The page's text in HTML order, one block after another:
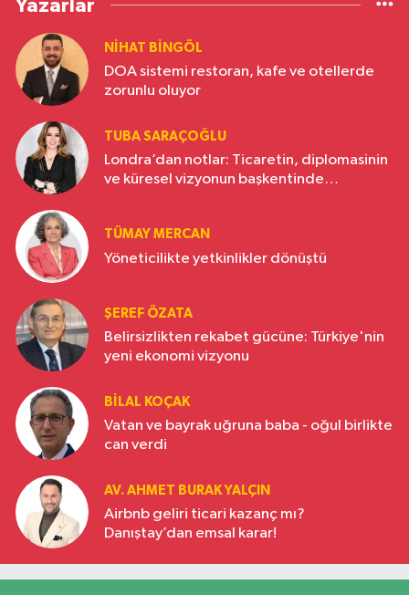
Yazarlar
NIHAT BINGÖL
DOA sistemi restoran, kafe ve otellerde
zorunlu oluyor
TUBA SARAÇOĞLU
Londra’dan notlar: Ticaretin, diplomasinin
ve küresel vizyonun başkentinde
TÜMAY MERCAN
Yöneticilikte yetkinlikler dönüştü
ŞEREF ÖZATA
Belirsizlikten rekabet gücüne: Türkiye'nin
yeni ekonomi vizyonu
BILAL KOÇAK
Vatan ve bayrak uğruna baba - oğul birlikte
can verdi
AV. AHMET BURAK YALÇIN
Airbnb geliri ticari kazanç mı?
Danıştay’dan emsal karar!